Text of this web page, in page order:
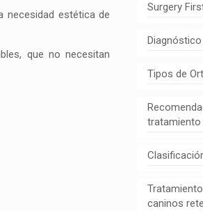
necesidad estética de
que no necesitan
Surgery
Tipos de
tratamiento
caninos